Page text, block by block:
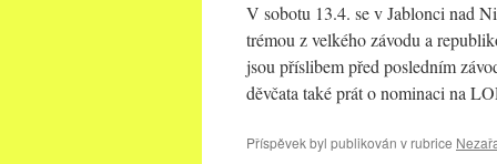
V sobotu 13.4. se v Jablonci nad
trémou z velkého závodu a
jsou příslibem před posledním
děvčata také prát o nominaci na
Příspěvek byl publikován v rubrice